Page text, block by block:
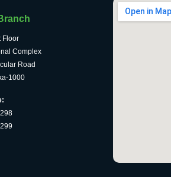
Floor
Complex
Road
1000